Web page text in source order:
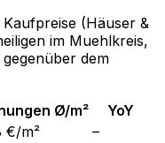
(Häuser &
im Muehlkreis,
dem
Ø/m²
YoY
€/m²
–